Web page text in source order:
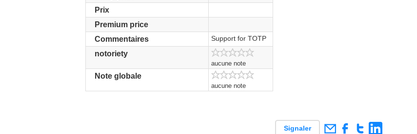
Prix
Premium price
Commentaires
Support for TOTP
notoriety
aucune note
Note globale
aucune note
Signaler